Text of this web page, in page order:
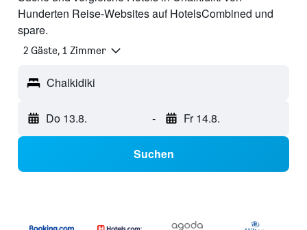
Hunderten Reise-Websites auf HotelsCombined und
spare.
2 Gäste, 1 Zimmer
Chalkidiki
Do 13.8. - Fr 14.8.
Suchen